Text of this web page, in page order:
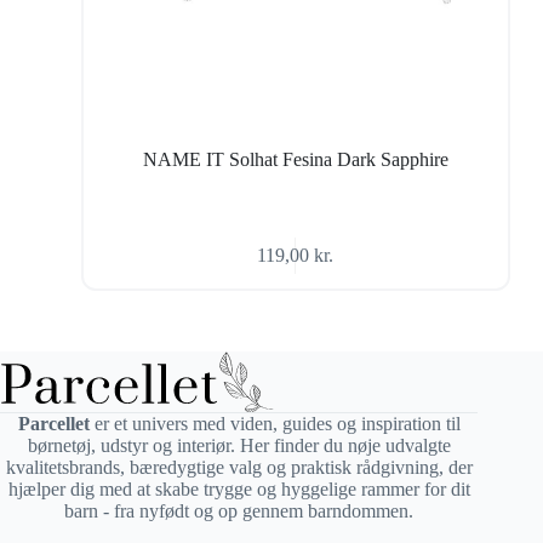
NAME IT Solhat Fesina Dark Sapphire
119,00kr.
Parcelleter et univers med viden, guides og inspiration til
børnetøj, udstyr og interiør. Her finder du nøje udvalgte
kvalitetsbrands, bæredygtige valg og praktisk rådgivning, der
hjælper dig med at skabe trygge og hyggelige rammer for dit
barn - fra nyfødt og op gennem barndommen.